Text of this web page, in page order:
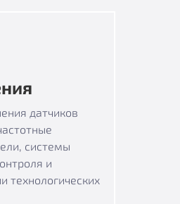
датчиков
системы
и
технологических